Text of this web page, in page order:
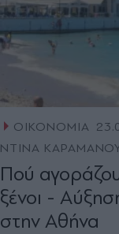
ΟΙΚΟΝΟΜΙΑ
ΝΤΙΝΑ
Πού
ξένοι -
στην Αθήνα